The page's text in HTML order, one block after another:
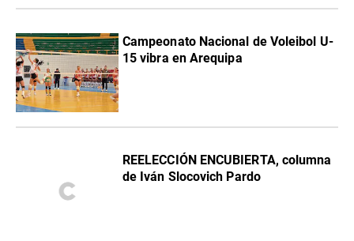
Campeonato Nacional de Voleibol U-
15 vibra en Arequipa
REELECCIÓN ENCUBIERTA, columna
de Iván Slocovich Pardo